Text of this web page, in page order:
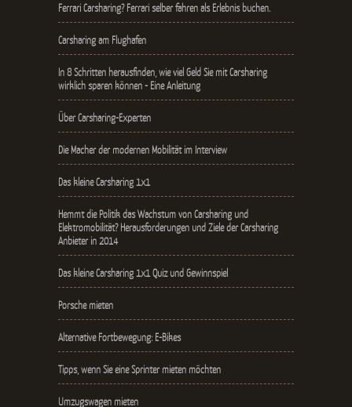
Ferrari Carsharing? Ferrari selber fahren als Erlebnis buchen.
Carsharing am Flughafen
In 8 Schritten herausfinden, wie viel Geld Sie mit Carsharing
wirklich sparen können - Eine Anleitung
Über Carsharing-Experten
Die Macher der modernen Mobilität im Interview
Das kleine Carsharing 1x1
Hemmt die Politik das Wachstum von Carsharing und
Elektromobilität? Herausforderungen und Ziele der Carsharing
Anbieter in 2014
Das kleine Carsharing 1x1 Quiz und Gewinnspiel
Porsche mieten
Alternative Fortbewegung: E-Bikes
Tipps, wenn Sie eine Sprinter mieten möchten
Umzugswagen mieten